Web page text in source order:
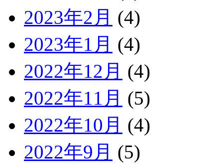
2023年2月 (4)
2023年1月 (4)
2022年12月 (4)
2022年11月 (5)
2022年10月 (4)
2022年9月 (5)